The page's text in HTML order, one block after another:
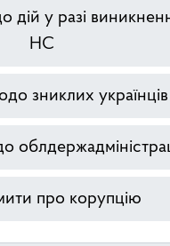
дій у разі
НС
зниклих українців
про корупцію